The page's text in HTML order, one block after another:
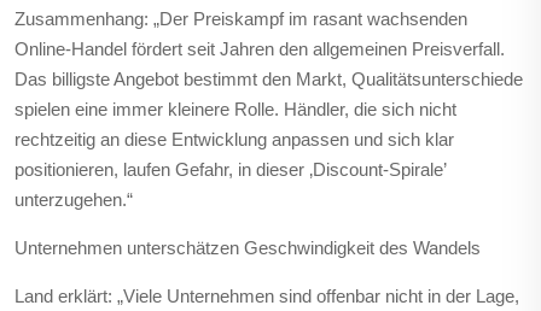
Zusammenhang: „Der Preiskampf im rasant wachsenden
Online-Handel fördert seit Jahren den allgemeinen Preisverfall.
Das billigste Angebot bestimmt den Markt, Qualitätsunterschiede
spielen eine immer kleinere Rolle. Händler, die sich nicht
rechtzeitig an diese Entwicklung anpassen und sich klar
positionieren, laufen Gefahr, in dieser ‚Discount-Spirale’
unterzugehen.“
Unternehmen unterschätzen Geschwindigkeit des Wandels
Land erklärt: „Viele Unternehmen sind offenbar nicht in der Lage,